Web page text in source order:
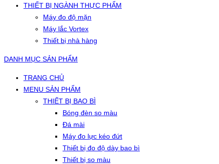
THIẾT BỊ NGÀNH THỰC PHẨM
Máy đo độ mặn
Máy lắc Vortex
Thiết bị nhà hàng
DANH MỤC SẢN PHẨM
TRANG CHỦ
MENU SẢN PHẨM
THIẾT BỊ BAO BÌ
Bóng đèn so màu
Đá mài
Máy đo lực kéo đứt
Thiết bị đo độ dày bao bì
Thiết bị so màu